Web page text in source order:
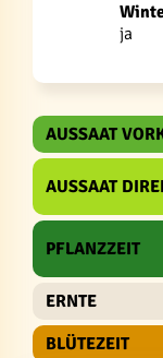
ja
AUSSAAT
AUSSAAT
PFLANZZEIT
ERNTE
BLÜTEZEIT